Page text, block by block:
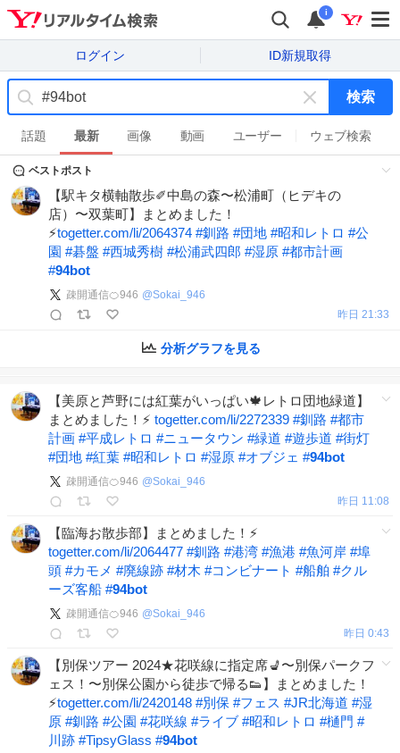
i
ログイン ID新規取得
キ
ー
ワ
ド
消
す
検索
話題 最新 画像 動画 ユーザー ウェブ検索
ベストポスト
【駅キタ横軸散歩✐中島の森〜松浦町（ヒデキの
店）〜双葉町】まとめました！
⚡️togetter.com/li/2064374 #釧路 #団地 #昭和レトロ #公
園 #碁盤 #西城秀樹 #松浦武四郎 #湿原 #都市計画
#94bot
疎開通信🍊946 @Sokai_946
昨日 21:33
分析グラフを見る
【美原と芦野には紅葉がいっぱい🍁レトロ団地緑道】
まとめました！⚡️ togetter.com/li/2272339 #釧路 #都市
計画 #平成レトロ #ニュータウン #緑道 #遊歩道 #街灯
#団地 #紅葉 #昭和レトロ #湿原 #オブジェ #94bot
疎開通信🍊946 @Sokai_946
昨日 11:08
【臨海お散歩部】まとめました！⚡️
togetter.com/li/2064477 #釧路 #港湾 #漁港 #魚河岸 #埠
頭 #カモメ #廃線跡 #材木 #コンビナート #船舶 #クル
ーズ客船 #94bot
疎開通信🍊946 @Sokai_946
昨日 0:43
【別保ツアー 2024★花咲線に指定席💺〜別保パークフ
ェス！〜別保公園から徒歩で帰る👟】まとめました！
⚡️togetter.com/li/2420148 #別保 #フェス #JR北海道 #湿
原 #釧路 #公園 #花咲線 #ライブ #昭和レトロ #樋門 #
川跡 #TipsyGlass #94bot